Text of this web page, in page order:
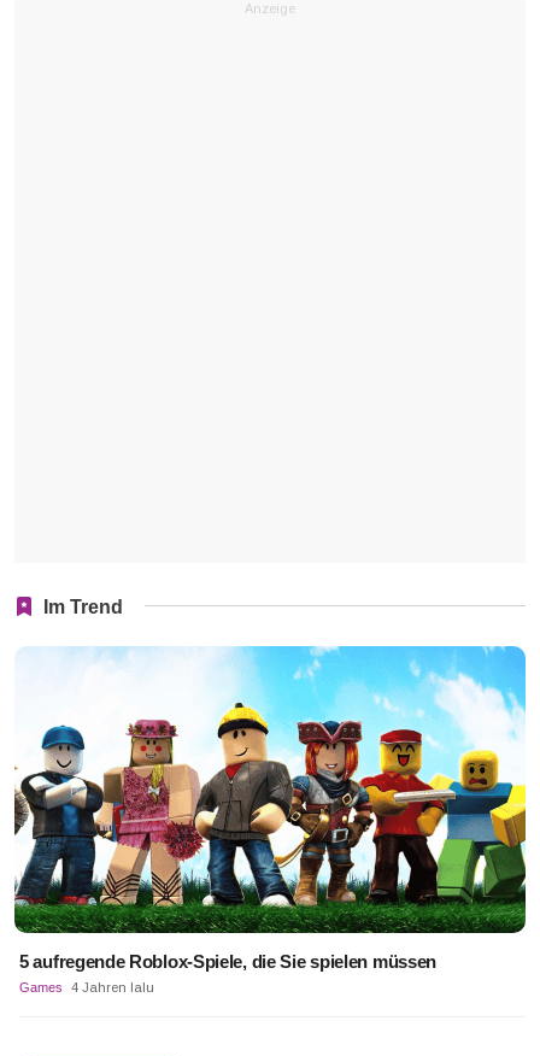
Anzeige
Im Trend
5 aufregende Roblox-Spiele, die Sie spielen müssen
Games 4 Jahren lalu